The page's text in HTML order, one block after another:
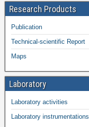
Research Products
Publication
Technical-scientific Report
Maps
Laboratory
Laboratory activities
Laboratory instrumentations